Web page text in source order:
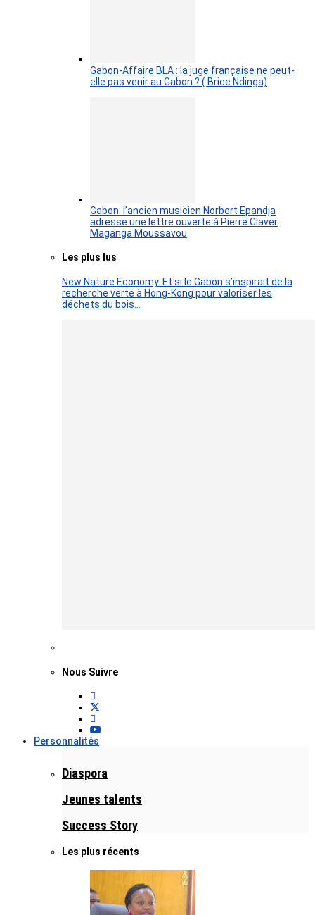
Gabon-Affaire BLA : la juge française ne peut-
elle pas venir au Gabon ? ( Brice Ndinga)
Gabon: l’ancien musicien Norbert Epandja
adresse une lettre ouverte à Pierre Claver
Maganga Moussavou
Les plus lus
New Nature Economy. Et si le Gabon s’inspirait de la
recherche verte à Hong-Kong pour valoriser les
déchets du bois…
Nous Suivre
Personnalités
Diaspora
Jeunes talents
Success Story
Les plus récents